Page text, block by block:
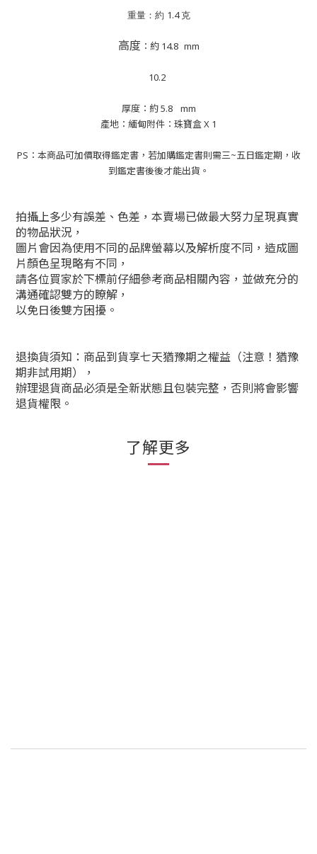
重量：約 1.4克
高度 ：約 14.8 mm
10.2
厚度：約 5.8
mm
產地：緬甸附件：珠寶盒 X 1
PS：本商品可加價取得鑑定書，若加購鑑定書則需三~五日鑑定期，收
到鑑定書後後才能出貨。
拍攝上多少有誤差、色差，本賣場已做最大努力呈現真實
的物品狀況，
圖片會因為使用不同的品牌螢幕以及解析度不同，造成圖
片顏色呈現略有不同，
請各位買家於下標前仔細參考商品相關內容，並做充分的
溝通確認雙方的瞭解，
以免日後雙方困擾。
退換貨須知：商品到貨享七天猶豫期之權益（注意！猶豫
期非試用期），
辦理退貨商品必須是全新狀態且包裝完整，否則將會影響
退貨權限。
了解更多